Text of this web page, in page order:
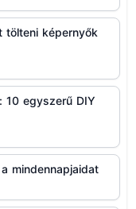
tölteni képernyők
10 egyszerű DIY
mindennapjaidat